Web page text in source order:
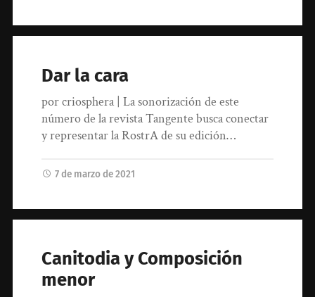
Dar la cara
por criosphera | La sonorización de este
número de la revista Tangente busca conectar
y representar la RostrA de su edición…
7 de marzo de 2021
Canitodia y Composición
menor